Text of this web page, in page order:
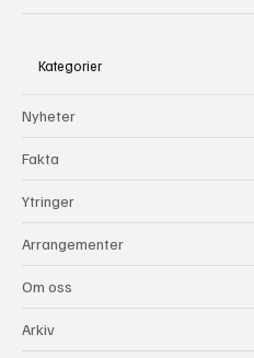
Kategorier
Nyheter
Fakta
Ytringer
Arrangementer
Om oss
Arkiv